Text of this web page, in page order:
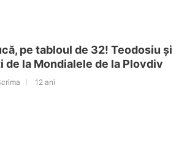
pe tabloul de 32! Teodosiu și
de la Mondialele de la Plovdiv
12 ani